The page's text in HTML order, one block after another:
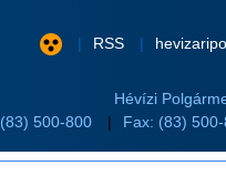
RSS
Hévízi
(83) 500-800 Fax: (83)